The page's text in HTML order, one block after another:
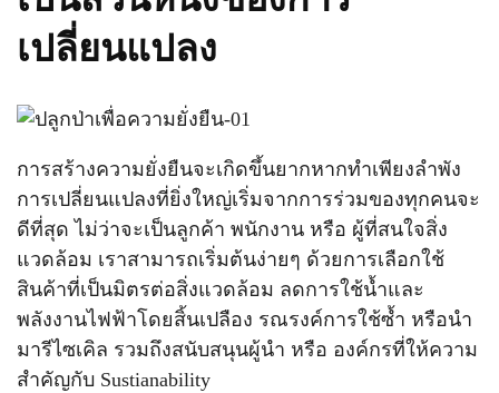
เปลี่ยนแปลง
การสร้างความยั่งยืนจะเกิดขึ้นยากหากทำเพียงลำพัง
การเปลี่ยนแปลงที่ยิ่งใหญ่เริ่มจากการร่วมของทุกคนจะ
ดีที่สุด ไม่ว่าจะเป็นลูกค้า พนักงาน หรือ ผู้ที่สนใจสิ่ง
แวดล้อม เราสามารถเริ่มต้นง่ายๆ ด้วยการเลือกใช้
สินค้าที่เป็นมิตรต่อสิ่งแวดล้อม ลดการใช้น้ำและ
พลังงานไฟฟ้าโดยสิ้นเปลือง รณรงค์การใช้ซ้ำ หรือนำ
มารีไซเคิล รวมถึงสนับสนุนผู้นำ หรือ องค์กรที่ให้ความ
สำคัญกับ Sustianability